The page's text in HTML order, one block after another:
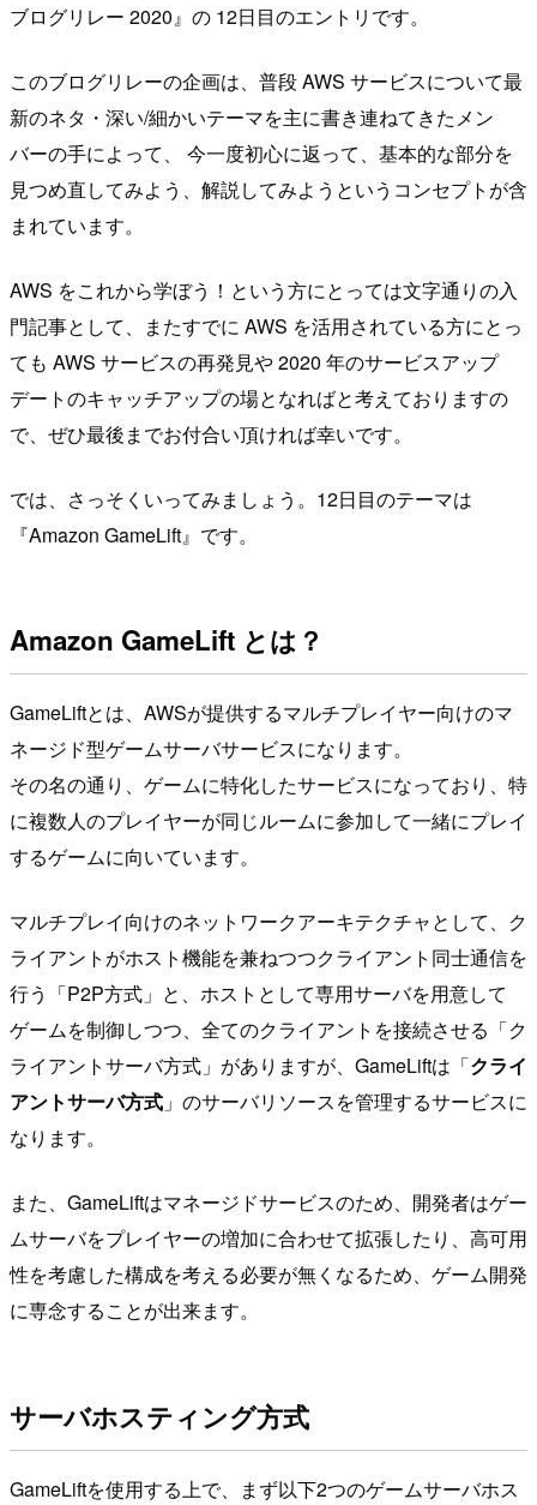
ブログリレー 2020』の 12日目のエントリです。
このブログリレーの企画は、普段 AWS サービスについて最
新のネタ・深い/細かいテーマを主に書き連ねてきたメン
バーの手によって、 今一度初心に返って、基本的な部分を
見つめ直してみよう、解説してみようというコンセプトが含
まれています。
AWS をこれから学ぼう！という方にとっては文字通りの入
門記事として、またすでに AWS を活用されている方にとっ
ても AWS サービスの再発見や 2020 年のサービスアップ
デートのキャッチアップの場となればと考えておりますの
で、ぜひ最後までお付合い頂ければ幸いです。
では、さっそくいってみましょう。12日目のテーマは
『Amazon GameLift』です。
Amazon GameLift とは？
GameLiftとは、AWSが提供するマルチプレイヤー向けのマ
ネージド型ゲームサーバサービスになります。
その名の通り、ゲームに特化したサービスになっており、特
に複数人のプレイヤーが同じルームに参加して一緒にプレイ
するゲームに向いています。
マルチプレイ向けのネットワークアーキテクチャとして、ク
ライアントがホスト機能を兼ねつつクライアント同士通信を
行う「P2P方式」と、ホストとして専用サーバを用意して
ゲームを制御しつつ、全てのクライアントを接続させる「ク
ライアントサーバ方式」がありますが、GameLiftは「クライ
アントサーバ方式 」のサーバリソースを管理するサービスに
なります。
また、GameLiftはマネージドサービスのため、開発者はゲー
ムサーバをプレイヤーの増加に合わせて拡張したり、高可用
性を考慮した構成を考える必要が無くなるため、ゲーム開発
に専念することが出来ます。
サーバホスティング方式
GameLiftを使用する上で、まず以下2つのゲームサーバホス